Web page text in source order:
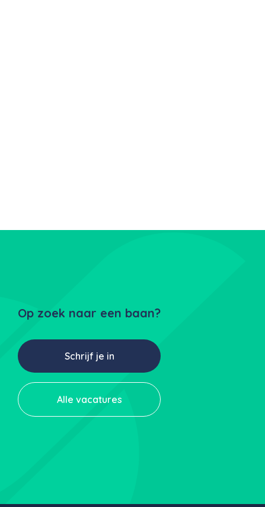
Op zoek naar een baan?
Schrijf je in
Alle vacatures